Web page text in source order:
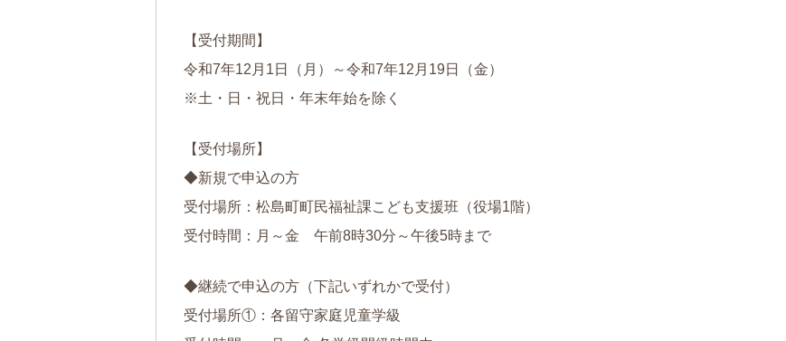
【受付期間】
令和7年12月1日（月）～令和7年12月19日（金）
※土・日・祝日・年末年始を除く
【受付場所】
◆新規で申込の方
受付場所：松島町町民福祉課こども支援班（役場1階）
受付時間：月～金 午前8時30分～午後5時まで
◆継続で申込の方（下記いずれかで受付）
受付場所①：各留守家庭児童学級